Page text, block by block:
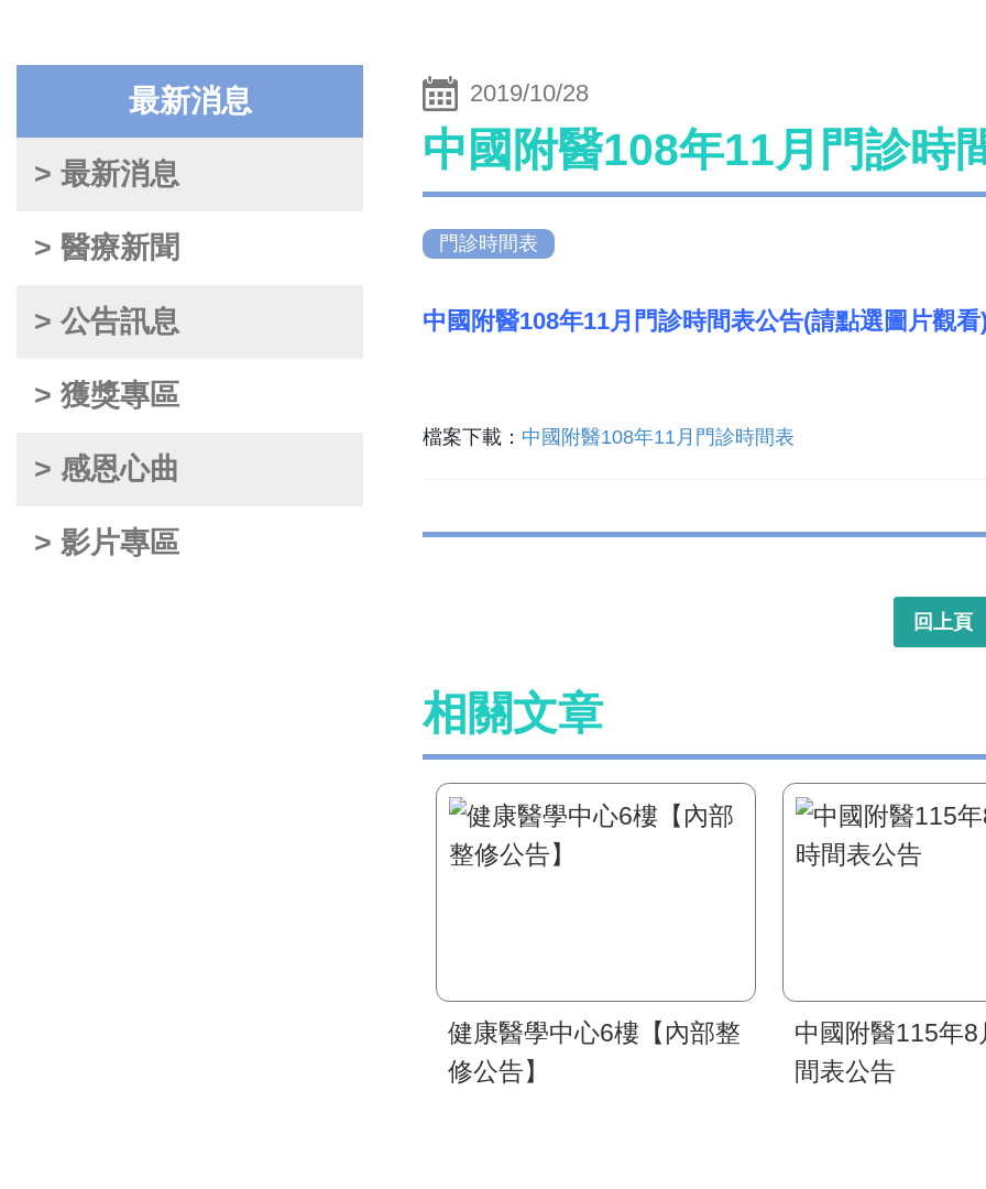
最新消息
> 最新消息
> 醫療新聞
> 公告訊息
> 獲獎專區
> 感恩心曲
> 影片專區
2019/10/28
中國附醫108年11月門診時
門診時間表
中國附醫108年11月門診時間表公告(請點選圖片觀看
檔案下載： 中國附醫108年11月門診時間表
回上頁
相關文章
健康醫學中心6樓【內部整
修公告】
中國附醫115年8
間表公告